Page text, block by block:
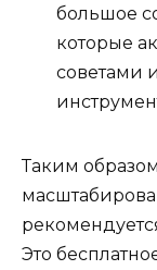
большое
которые
советами
Таким
Это